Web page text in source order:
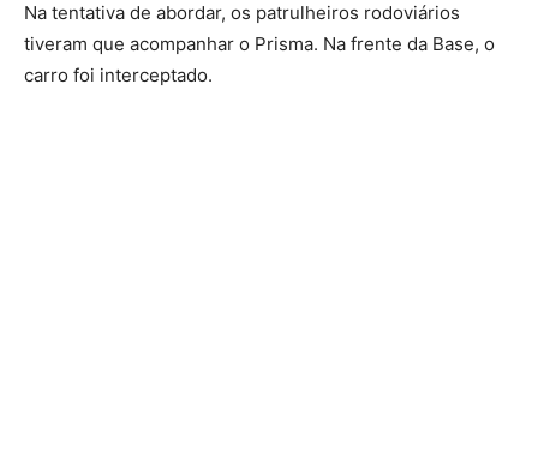
Na tentativa de abordar, os patrulheiros rodoviários
tiveram que acompanhar o Prisma. Na frente da Base, o
carro foi interceptado.